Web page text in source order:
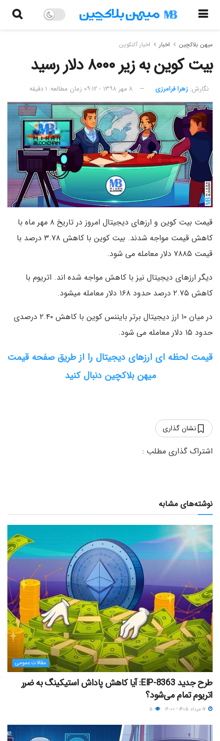
میهن بلاکچین اخبار اخبار آلتکوین
بیت کوین به زیر ۸۰۰۰ دلار رسید
نگارش:‌ زهرا فرامرزی ۸ مهر ۱۳۹۸ - ۰۹:۱۲ زمان مطالعه: ۱ دقیقه
قیمت بیت کوین و ارزهای دیجیتال امروز در تاریخ ۸ مهر ماه با
کاهش قیمت مواجه شدند. بیت کوین با کاهش ۳.۷۸ درصد با
قیمت ۷۸۸۵ دلار معامله می شود.
دیگر ارزهای دیجیتال نیز با کاهش مواجه شده اند. اتریوم با
کاهش ۲.۷۵ درصد حدود ۱۶۸ دلار معامله میشود.
در میان ۱۰ ارز دیجیتال برتر بایننس کوین با کاهش ۲.۴۰ درصدی
حدود ۱۵ دلار معامله می شود.
قیمت لحظه ای ارزهای دیجیتال را از طریق صفحه قیمت
میهن بلاکچین دنبال کنید
نشان گذاری
نوشته‌های مشابه
مقالات عمومی
طرح جدید EIP-8363: آیا کاهش پاداش استیکینگ به ضرر
اتریوم تمام می‌شود؟